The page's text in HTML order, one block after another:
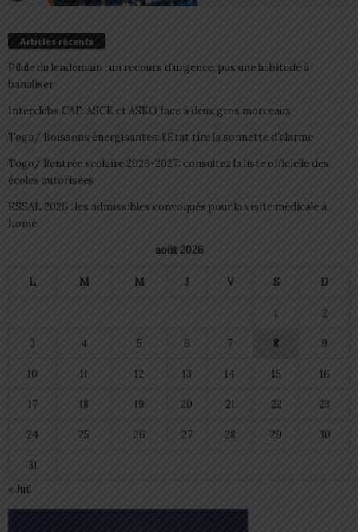
Articles récents
Pilule du lendemain : un recours d’urgence, pas une habitude à
banaliser
Interclubs CAF: ASCK et ASKO face à deux gros morceaux
Togo/ Boissons énergisantes: l’État tire la sonnette d’alarme
Togo/ Rentrée scolaire 2026-2027: consultez la liste officielle des
écoles autorisées
ESSAL 2026 : les admissibles convoqués pour la visite médicale à
Lomé
août 2026
L M M J V S D
1 2
3 4 5 6 7 8 9
10 11 12 13 14 15 16
17 18 19 20 21 22 23
24 25 26 27 28 29 30
31
« Juil